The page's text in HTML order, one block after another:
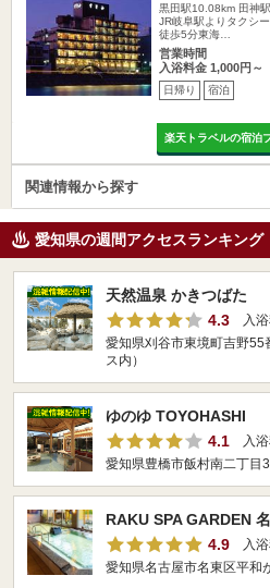
黒田駅10.08km 田神
JR岐阜駅よりタクシ
徒歩5分東海…
営業時間
入浴料金 1,000円～
日帰り 宿泊
楽天トラベルの宿泊
関連情報から探す
愛知県の週間アクセスランキング
天然温泉 かきつばた
4.3
入
愛知県刈谷市東境町吉野55
ス内）
ゆのゆ TOYOHASHI
4.1
入
愛知県豊橋市飯村南二丁目
RAKU SPA GARDEN
4.9
入
愛知県名古屋市名東区平和